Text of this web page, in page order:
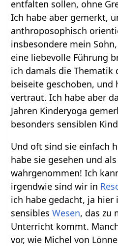
entfalten sollen, ohne
Ich habe aber gemerkt,
anthroposophisch
insbesondere mein
eine liebevolle Führung
ich damals die Thematik
beiseite geschoben, und
vertraut. Ich habe aber
Jahren Kinderyoga
besonders sensiblen
Und oft sind sie einfach
habe sie gesehen und
wahrgenommen! Ich
irgendwie sind wir in
ich habe gedacht, ja hier
sensiblesWesen, das zu
Unterricht kommt.
vor, wie Michel von